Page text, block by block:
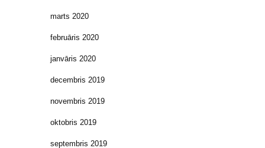
marts 2020
februāris 2020
janvāris 2020
decembris 2019
novembris 2019
oktobris 2019
septembris 2019